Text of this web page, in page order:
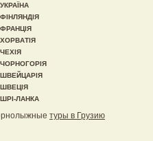
УКРАЇНА
ФІНЛЯНДІЯ
ФРАНЦІЯ
ХОРВАТІЯ
ЧЕХІЯ
ЧОРНОГОРІЯ
ШВЕЙЦАРІЯ
ШВЕЦІЯ
ШРІ-ЛАНКА
туры в Грузию